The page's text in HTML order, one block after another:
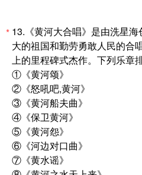
* 13.《黄河大合唱》是由洗星
大的祖国和勤劳勇敢人民的合
上的里程碑式杰作。下列乐章
①《黄河颂》
②《怒吼吧,黄河》
③《黄河船夫曲》
④《保卫黄河》
⑤《黄河怨》
⑥《河边对口曲》
⑦《黄水谣》